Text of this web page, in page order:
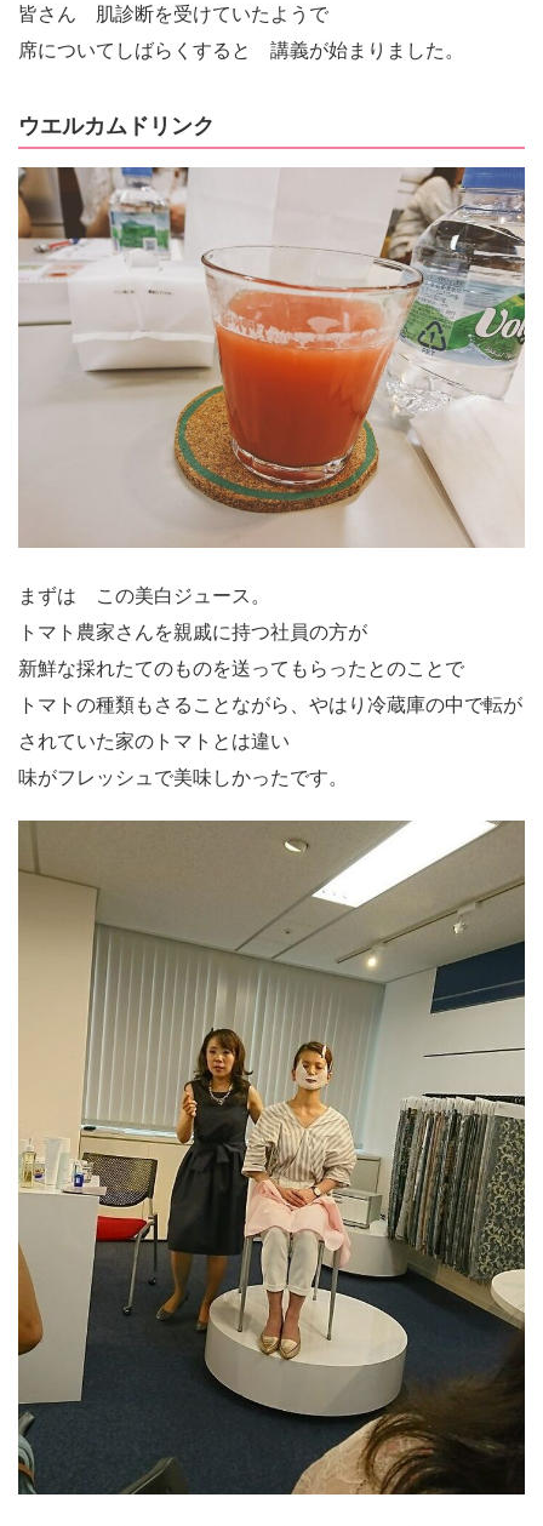
皆さん 肌診断を受けていたようで
席についてしばらくすると 講義が始まりました。
ウエルカムドリンク
まずは この美白ジュース。
トマト農家さんを親戚に持つ社員の方が
新鮮な採れたてのものを送ってもらったとのことで
トマトの種類もさることながら、やはり冷蔵庫の中で転が
されていた家のトマトとは違い
味がフレッシュで美味しかったです。